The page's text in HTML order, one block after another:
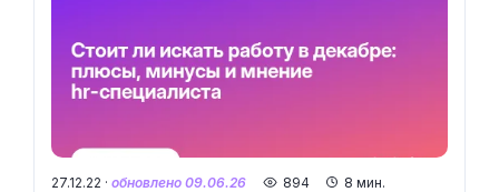
27.12.22 · обновлено 09.06.26 894 8 мин.